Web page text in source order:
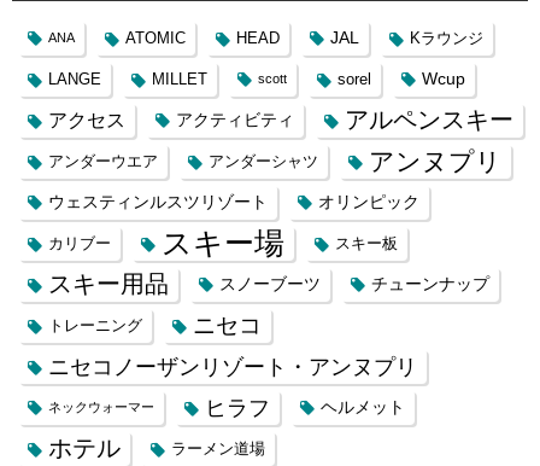
ANA ATOMIC HEAD JAL Kラウンジ
LANGE MILLET scott sorel Wcup
アクセス アクティビティ アルペンスキー
アンダーウエア アンダーシャツ アンヌプリ
ウェスティンルスツリゾート オリンピック
カリブー スキー場 スキー板
スキー用品 スノーブーツ チューンナップ
トレーニング
ニセコ
ニセコノーザンリゾート・アンヌプリ
ネックウォーマー ヒラフ ヘルメット
ホテル ラーメン道場